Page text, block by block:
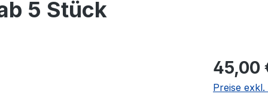
5 Stück
Regulärer
45,00
Preise